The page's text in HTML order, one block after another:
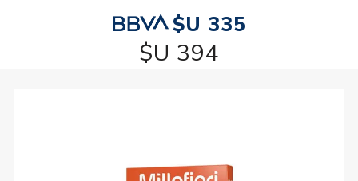
$U 335
$U 394